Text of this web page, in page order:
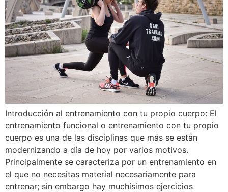
Introducción al entrenamiento con tu propio cuerpo: El
entrenamiento funcional o entrenamiento con tu propio
cuerpo es una de las disciplinas que más se están
modernizando a día de hoy por varios motivos.
Principalmente se caracteriza por un entrenamiento en
el que no necesitas material necesariamente para
entrenar; sin embargo hay muchísimos ejercicios